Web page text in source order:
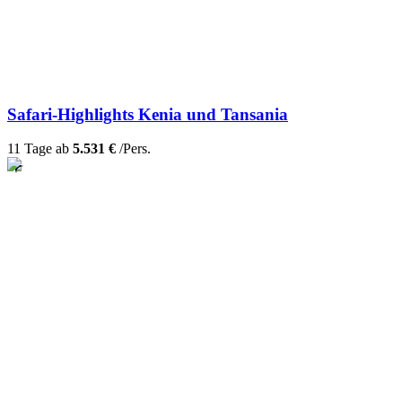
Safari-Highlights Kenia und Tansania
11 Tage ab 5.531 € /Pers.